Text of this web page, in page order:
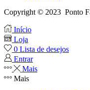
Copyright © 2023 Ponto
Início
Loja
0 Lista de desejos
Entrar
Mais
Mais